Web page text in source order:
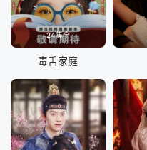
24集全
毒舌家庭